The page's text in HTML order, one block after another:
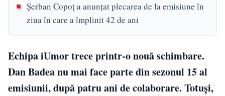
Șerban Copoț a anunțat plecarea de la emisiune în
ziua în care a împlinit 42 de ani
Echipa iUmor trece printr-o nouă schimbare.
Dan Badea nu mai face parte din sezonul 15 al
emisiunii, după patru ani de colaborare. Totuși,